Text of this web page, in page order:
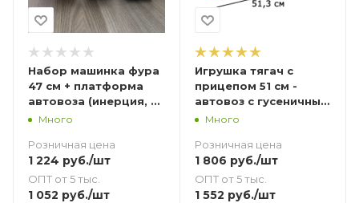
Набор машинка фура
47 см + платформа
автовоза (инерция, 4
звука, свет диодов)
Много
Розничная цена
1 224 руб./шт
ОПТ от 5 тыс.
1 052 руб./шт
Игрушка тягач с
прицепом 51 см -
автовоз с гусеничным
краном Профи
инерция, свет, 4
звука
Много
Розничная цена
1 806 руб./шт
ОПТ от 5 тыс.
1 552 руб./шт